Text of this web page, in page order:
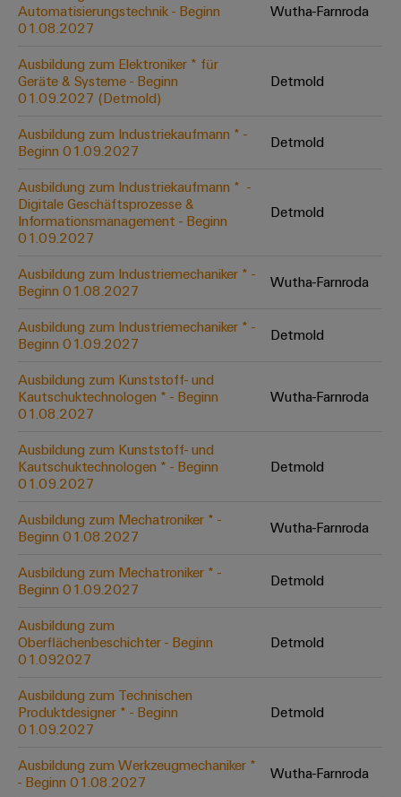
Verbindungslösungen
für
Konventionelle
Energieerzeugung
Zukunftssicherheit
für
bewährte
Maschinenbau
Lösungen
für
verschiedene
Segmente
der
und
Fabrikautomation
Öl
&
Sicherer
Betrieb
mit
Lösungen
für
Prozessindustrie
Mehr
Ressourceneffizienz
durch
Schaltschrankbau
Lösungen
die
Herausforderungen
Systeme
Lösungen
Dezentrale
Automatisierung
Lösungen
IIoT
&
Automation
Software
Industrial
Industrial
Automation
Industrial
IoT
Industrial
Security
Industrial
Service
Platform
easyConnect
Regler
Gerätehersteller
Elektronikgehäuse
Blitz-
und
Überspannungsschutz
PV
Feldbusverteiler
Automatisierung
&
Software
I/O-
Systeme
Industrial
Ethernet
Touch-
Panels
Engineering-
Visualisierungstools
Energiemessung
und
Smart
Metering
Weidmüller
Technischer
Support
Umweltbezogene
Produktkonformität
Engineering
Daten
Technische
Produktkataloge
Reparatur
und
Ersatzteile
Trainings
Webinare
PSIRT
Digitale
Bestellmöglichkeiten
eShop
OCI-
EDI-
Schnittstelle
ALLE
SERVICES
Pressekontakt
Unsere
IIoT
and
Partner
Netzwerk
IIoT
Automation
Solution
finden
Solution
Partner
-
Systemintegratoren
Messen
&
Globale
Messen
&
Events
Offene
Ausbildungs-
und
Studienplätze
Aktuelle
Termine
Workshops
für
Schulklassen
Stellenbörse
Entwicklung
Automatisierungstechnik - Beginn
01.08.2027
Wutha-Farnroda
Ausbildung zum Elektroniker * für
Geräte & Systeme - Beginn
01.09.2027 (Detmold)
Detmold
Ausbildung zum Industriekaufmann * -
Beginn 01.09.2027
Detmold
Ausbildung zum Industriekaufmann * ​ -
Digitale Geschäftsprozesse &
Informationsmanagement - Beginn
01.09.2027
Detmold
Ausbildung zum Industriemechaniker * -
Beginn 01.08.2027
Wutha-Farnroda
Ausbildung zum Industriemechaniker * -
Beginn 01.09.2027
Detmold
Ausbildung zum Kunststoff- und
Kautschuktechnologen * - Beginn
01.08.2027
Wutha-Farnroda
Ausbildung zum Kunststoff- und
Kautschuktechnologen * - Beginn
01.09.2027
Detmold
Ausbildung zum Mechatroniker * -
Beginn 01.08.2027
Wutha-Farnroda
Ausbildung zum Mechatroniker * -
Beginn 01.09.2027
Detmold
Ausbildung zum
Oberflächenbeschichter - Beginn
01.092027
Detmold
Ausbildung zum Technischen
Produktdesigner * - Beginn
01.09.2027
Detmold
Ausbildung zum Werkzeugmechaniker *
- Beginn 01.08.2027
Wutha-Farnroda